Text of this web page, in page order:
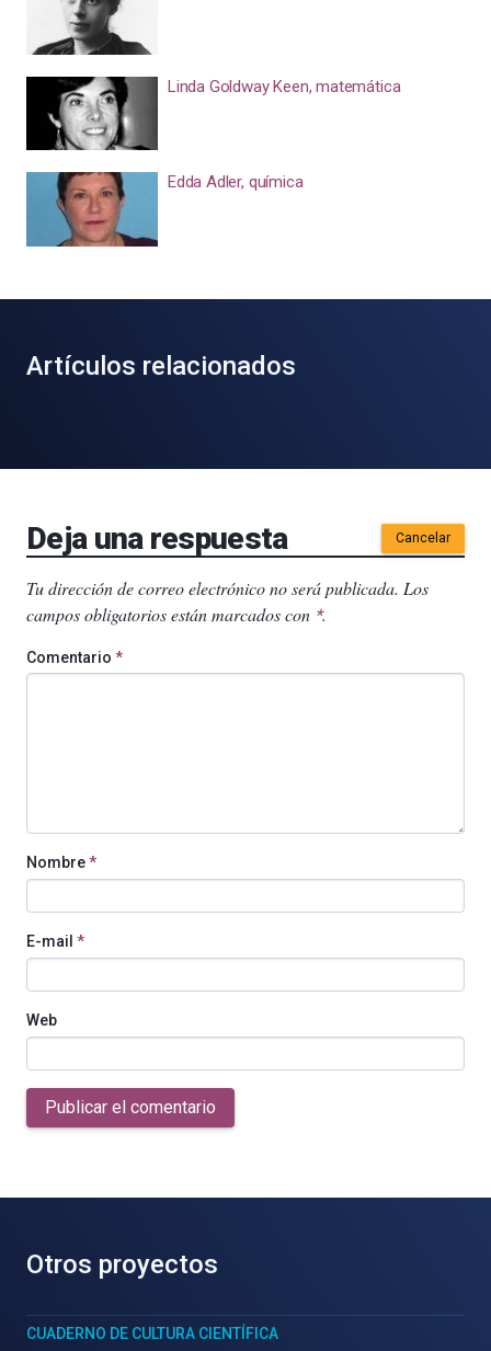
Linda Goldway Keen, matemática
Edda Adler, química
Artículos relacionados
Deja una respuesta Cancelar
Tu dirección de correo electrónico no será publicada. Los
campos obligatorios están marcados con *.
Comentario *
Nombre*
E-mail *
Web
Publicar el comentario
Otros proyectos
CUADERNO DE CULTURA CIENTÍFICA